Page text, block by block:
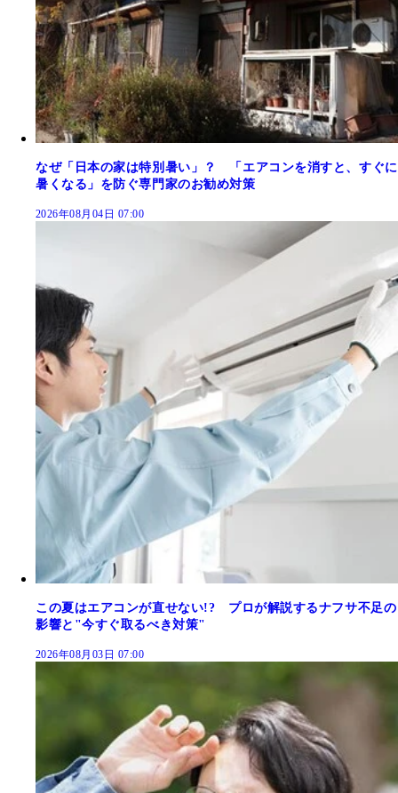
なぜ「日本の家は特別暑い」？ 「エアコンを消すと、すぐに
暑くなる」を防ぐ専門家のお勧め対策
2026年08月04日 07:00
この夏はエアコンが直せない!? プロが解説するナフサ不足の
影響と"今すぐ取るべき対策"
2026年08月03日 07:00